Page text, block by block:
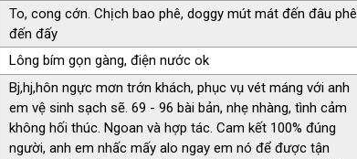
To, cong cớn. Chịch bao phê, doggy mút mát đến đâu phê
đến đấy
Lông bím gọn gàng, điện nước ok
Bj,hj,hôn ngực mơn trớn khách, phục vụ vét máng với anh
em vệ sinh sạch sẽ. 69 - 96 bài bản, nhẹ nhàng, tình cảm
không hối thúc. Ngoan và hợp tác. Cam kết 100% đúng
người, anh em nhấc mấy alo ngay em nó để được tận